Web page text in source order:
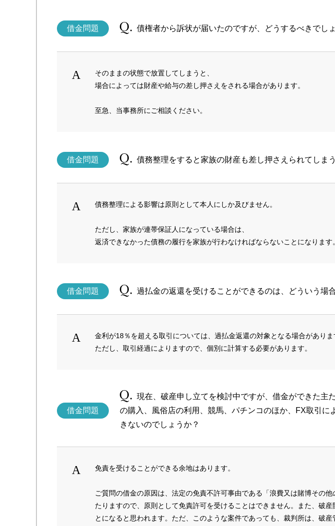
借金問題 債権者から訴状が届いたのですが、どうするべきでし
そのままの状態で放置してしまうと、
場合によっては財産や給与の差し押さえをされる場合があります。
至急、当事務所にご相談ください。
借金問題 債務整理をすると家族の財産も差し押さえられてしま
債務整理による影響は原則として本人にしか及びません。
ただし、家族が連帯保証人になっている場合は、
返済できなかった債務の履行を家族が行わなければならないことになります。
借金問題 過払金の返還を受けることができるのは、どういう場
金利が18％を超える取引については、過払金返還の対象となる場合がありま
ただし、取引経過によりますので、個別に計算する必要があります。
借金問題
現在、破産申し立てを検討中ですが、借金ができた主
の購入、風俗店の利用、競馬、パチンコのほか、FX取引に
きないのでしょうか？
免責を受けることができる余地はあります。
ご質問の借金の原因は、法定の免責不許可事由である「浪費又は賭博その
たりますので、原則として免責許可を受けることはできません。また、破
とになると思われます。ただ、このような案件であっても、裁判所は、破